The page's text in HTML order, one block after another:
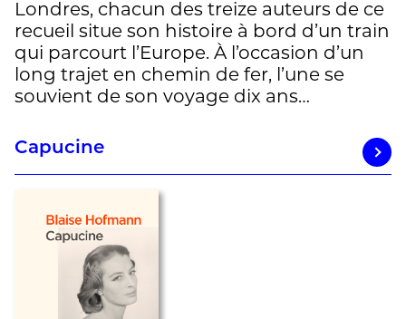
Londres, chacun des treize auteurs de ce
recueil situe son histoire à bord d’un train
qui parcourt l’Europe. À l’occasion d’un
long trajet en chemin de fer, l’une se
souvient de son voyage dix ans…
Capucine